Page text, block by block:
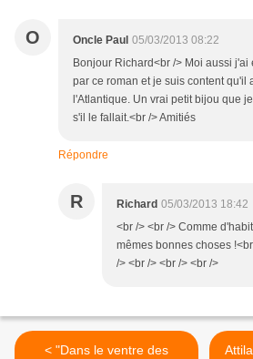
O Oncle Paul 05/03/2013 08:22
Bonjour Richard<br /> Moi aussi
par ce roman et je suis content qu'il
l'Atlantique. Un vrai petit bijou que
s'il le fallait.<br /> Amitiés
Répondre
R Richard 05/03/2013 18:42
<br /> <br /> Comme
mêmes bonnes choses
/> <br /> <br /> <br />
< "Dans le ventre des